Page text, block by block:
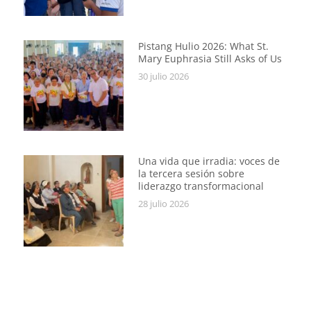
Pistang Hulio 2026: What St.
Mary Euphrasia Still Asks of Us
30 julio 2026
Una vida que irradia: voces de
la tercera sesión sobre
liderazgo transformacional
28 julio 2026